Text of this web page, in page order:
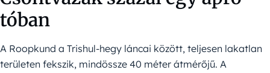
tóban
A Roopkund a Trishul-hegy láncai között, teljesen lakatlan
területen fekszik, mindössze 40 méter átmérőjű. A